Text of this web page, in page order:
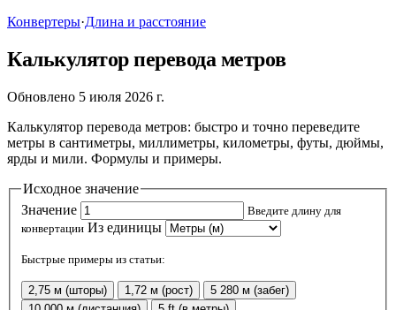
Конвертеры·Длина и расстояние
Калькулятор перевода метров
Обновлено 5 июля 2026 г.
Калькулятор перевода метров: быстро и точно переведите
метры в сантиметры, миллиметры, километры, футы, дюймы,
ярды и мили. Формулы и примеры.
Исходное значение
Значение
Введите длину для
конвертации Из единицы
Быстрые примеры из статьи:
2,75 м (шторы) 1,72 м (рост)
5 280 м (забег)